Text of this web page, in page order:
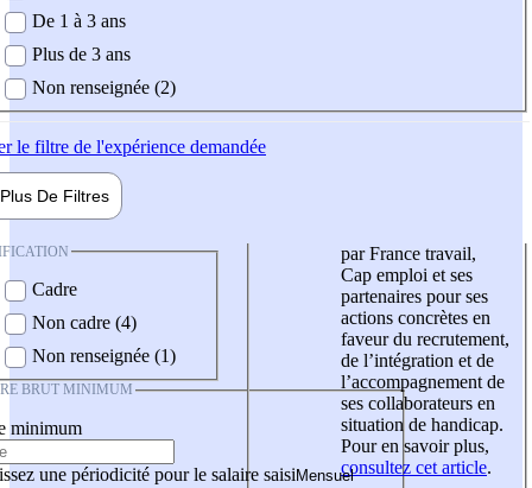
De 1 à 3 ans
Plus de 3 ans
Non renseignée (2)
le filtre de l'expérience demandée
Plus De Filtres
Cadre
Non cadre (4)
Non renseignée (1)
BRUT MINIMUM
minimum
une périodicité pour le salaire saisi
par France travail,
Cap emploi et ses
partenaires pour ses
actions concrètes en
faveur du recrutement,
de l’intégration et de
l’accompagnement de
ses collaborateurs en
situation de handicap.
Pour en savoir plus,
consultez cet article.